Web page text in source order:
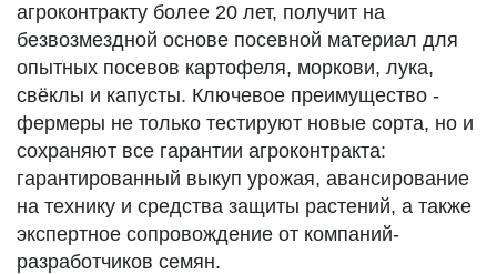
агроконтракту более 20 лет, получит на
безвозмездной основе посевной материал для
опытных посевов картофеля, моркови, лука,
свёклы и капусты. Ключевое преимущество -
фермеры не только тестируют новые сорта, но и
сохраняют все гарантии агроконтракта:
гарантированный выкуп урожая, авансирование
на технику и средства защиты растений, а также
экспертное сопровождение от компаний-
разработчиков семян.